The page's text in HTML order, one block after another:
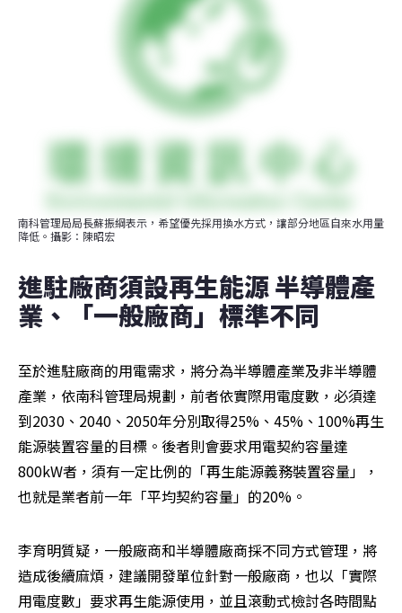
南科管理局局長蘇振綱表示，希望優先採用換水方式，讓部分地區自來水用量
降低。攝影：陳昭宏
進駐廠商須設再生能源 半導體產
業、「一般廠商」標準不同
至於進駐廠商的用電需求，將分為半導體產業及非半導體
產業，依南科管理局規劃，前者依實際用電度數，必須達
到2030、2040、2050年分別取得25%、45%、100%再生
能源裝置容量的目標。後者則會要求用電契約容量達
800kW者，須有一定比例的「再生能源義務裝置容量」，
也就是業者前一年「平均契約容量」的20%。
李育明質疑，一般廠商和半導體廠商採不同方式管理，將
造成後續麻煩，建議開發單位針對一般廠商，也以「實際
用電度數」要求再生能源使用，並且滾動式檢討各時間點